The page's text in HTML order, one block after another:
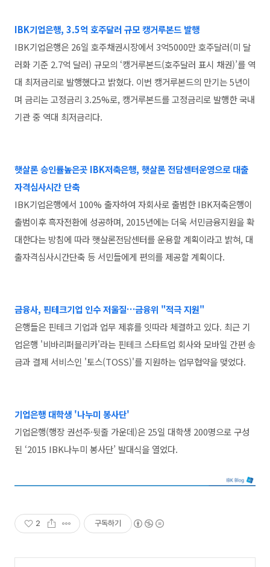
IBK기업은행, 3.5억 호주달러 규모 캥거루본드 발행
IBK기업은행은 26일 호주채권시장에서 3억5000만 호주달러(미 달
러화 기준 2.7억 달러) 규모의 ‘캥거루본드(호주달러 표시 채권)’를 역
대 최저금리로 발행했다고 밝혔다. 이번 캥거루본드의 만기는 5년이
며 금리는 고정금리 3.25%로, 캥거루본드를 고정금리로 발행한 국내
기관 중 역대 최저금리다.
햇살론 승인률높은곳 IBK저축은행, 햇살론 전담센터운영으로 대출
자격심사시간 단축
IBK기업은행에서 100% 출자하여 자회사로 출범한 IBK저축은행이
출범이후 흑자전환에 성공하며, 2015년에는 더욱 서민금융지원을 확
대한다는 방침에 따라 햇살론전담센터를 운용할 계획이라고 밝혀, 대
출자격심사시간단축 등 서민들에게 편의를 제공할 계획이다.
금융사, 핀테크기업 인수 저울질…금융위 "적극 지원"
은행들은 핀테크 기업과 업무 제휴를 잇따라 체결하고 있다. 최근 기
업은행 '비바리퍼블리카'라는 핀테크 스타트업 회사와 모바일 간편 송
금과 결제 서비스인 '토스(TOSS)'를 지원하는 업무협약을 맺었다.
기업은행 대학생 '나누미 봉사단'
기업은행(행장 권선주·뒷줄 가운데)은 25일 대학생 200명으로 구성
된 ‘2015 IBK나누미 봉사단’ 발대식을 열었다.
2 구독하기